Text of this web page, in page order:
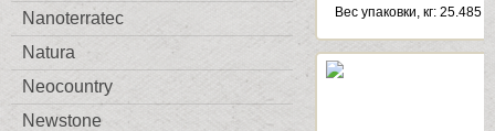
Nanoterratec
Natura
Neocountry
Newstone
Веc упаковки, кг: 25.485